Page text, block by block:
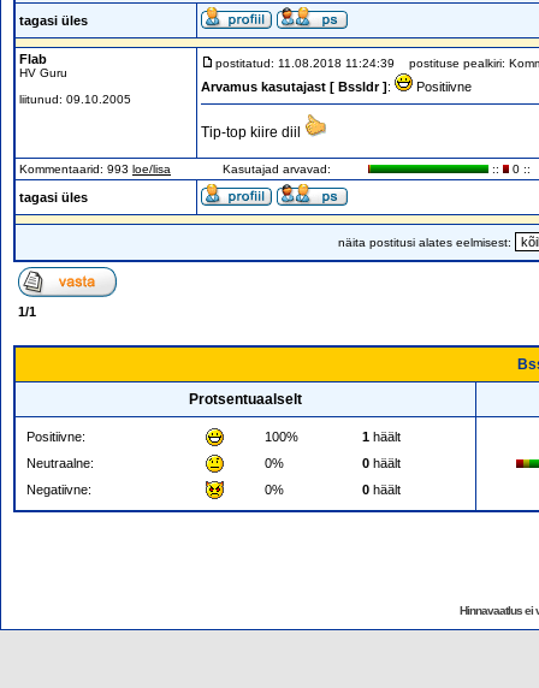
tagasi üles
Flab
HV Guru
liitunud: 09.10.2005
postitatud: 11.08.2018 11:24:39 postituse pealkiri:
Arvamus kasutajast [ Bssldr ]: Positiivne
Tip-top kiire diil
Kommentaarid: 993 loe/lisa Kasutajad arvavad: :: 0 ::
tagasi üles
näita postitusi alates eelmisest:
1/1
Protsentuaalselt
Positiivne: 100% 1 häält
Neutraalne:
0% 0 häält
Negatiivne:
0% 0 häält
Hinnavaatlus ei